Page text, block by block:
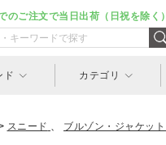
のご注文で当日出荷（日祝を除く）
ド カテゴリ
スニード 、 ブルゾン・ジャケット